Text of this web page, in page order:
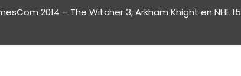
2014 – The Witcher 3, Arkham Knight en NHL 15